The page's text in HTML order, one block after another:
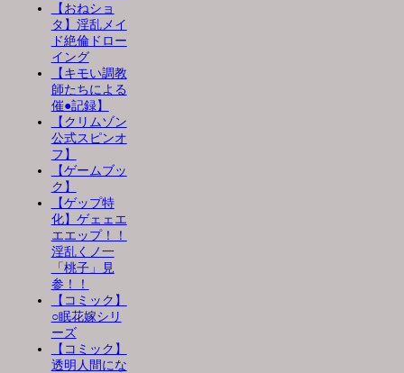
【おねショ
タ】淫乱メイ
ド絶倫ドロー
イング
【キモい調教
師たちによる
催●記録】
【クリムゾン
公式スピンオ
フ】
【ゲームブッ
ク】
【ゲップ特
化】ゲェェエ
エエップ！！
淫乱くノ一
「桃子」見
参！！
【コミック】
○眠花嫁シリ
ーズ
【コミック】
透明人間にな